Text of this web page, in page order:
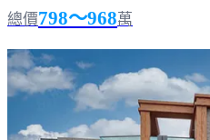
總價798～968萬